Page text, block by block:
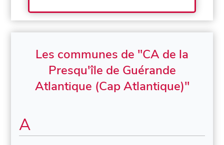
Les communes de "CA de la
Presqu'île de Guérande
Atlantique (Cap Atlantique)"
A